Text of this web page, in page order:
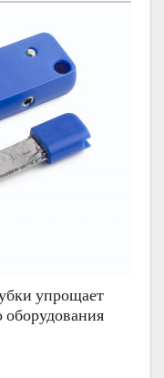
упрощает
оборудования